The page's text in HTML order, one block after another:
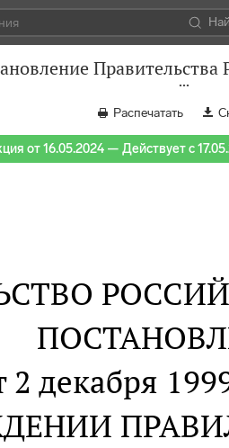
Распечатать
от 16.05.2024 — Действует с
2 декабря